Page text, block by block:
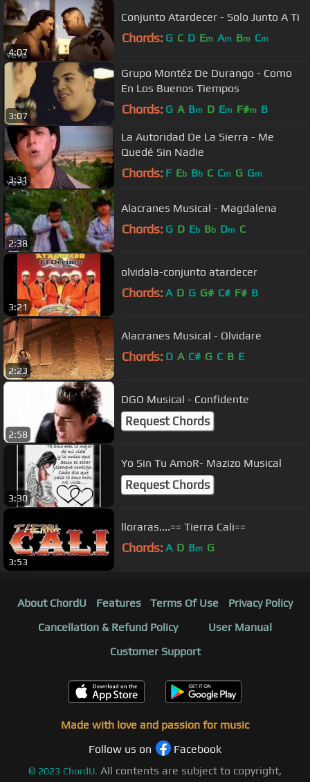
4:07
Conjunto Atardecer - Solo Junto A Ti
Chords: G C D Em Am Bm Cm
3:07
Grupo Montéz De Durango - Como
En Los Buenos Tiempos
Chords: G A Bm D Em F#m B
3:31
La Autoridad De La Sierra - Me
Quedé Sin Nadie
Chords: F Eb Bb C Cm G Gm
2:38
Alacranes Musical - Magdalena
Chords: G D Eb Bb Dm C
3:21
olvidala-conjunto atardecer
Chords: A D G G# C# F# B
2:23
Alacranes Musical - Olvidare
Chords: D A C# G C B E
2:58
DGO Musical - Confidente
Request Chords
3:30
Yo Sin Tu AmoR- Mazizo Musical
Request Chords
3:53
lloraras....== Tierra Cali==
Chords: A D Bm G
About ChordU Features Terms Of Use
Privacy Policy
Cancellation & Refund Policy
User Manual
Customer Support
Made with love and passion for music
Follow us on
Facebook
© 2023 ChordU. All contents are subject to copyright,